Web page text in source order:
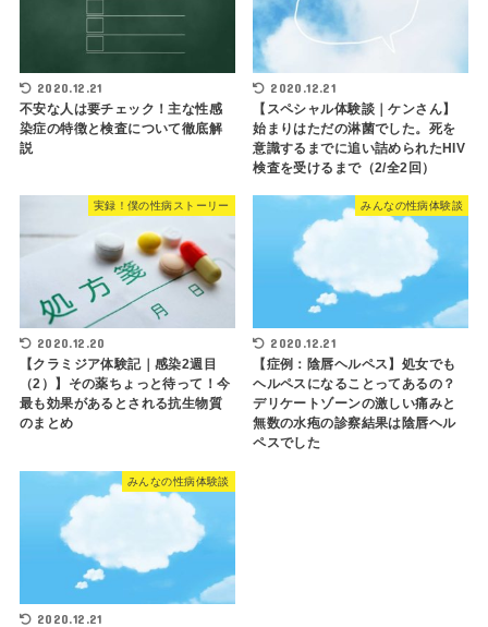
2020.12.21
不安な人は要チェック！主な性感
染症の特徴と検査について徹底解
説
2020.12.21
【スペシャル体験談｜ケンさん】
始まりはただの淋菌でした。死を
意識するまでに追い詰められたHIV
検査を受けるまで（2/全2回）
実録！僕の性病ストーリー
2020.12.20
【クラミジア体験記｜感染2週目
（2）】その薬ちょっと待って！今
最も効果があるとされる抗生物質
のまとめ
みんなの性病体験談
2020.12.21
【症例：陰唇ヘルペス】処女でも
ヘルペスになることってあるの？
デリケートゾーンの激しい痛みと
無数の水疱の診察結果は陰唇ヘル
ペスでした
みんなの性病体験談
2020.12.21